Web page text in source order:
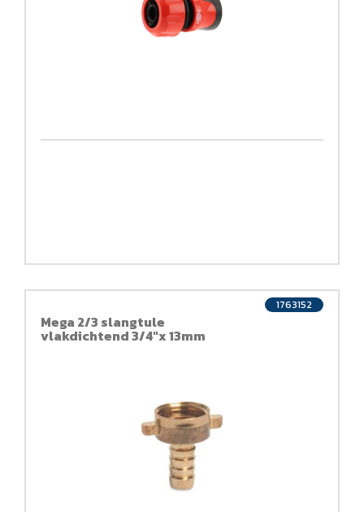
Mega 2/3 slangtule
vlakdichtend 3/4"x 13mm
1763152